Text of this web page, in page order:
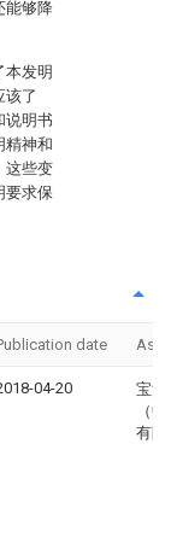
能够降
本发明
该了
说明书
精神和
这些变
要求保
date
04-20
宝沃
（中
有限